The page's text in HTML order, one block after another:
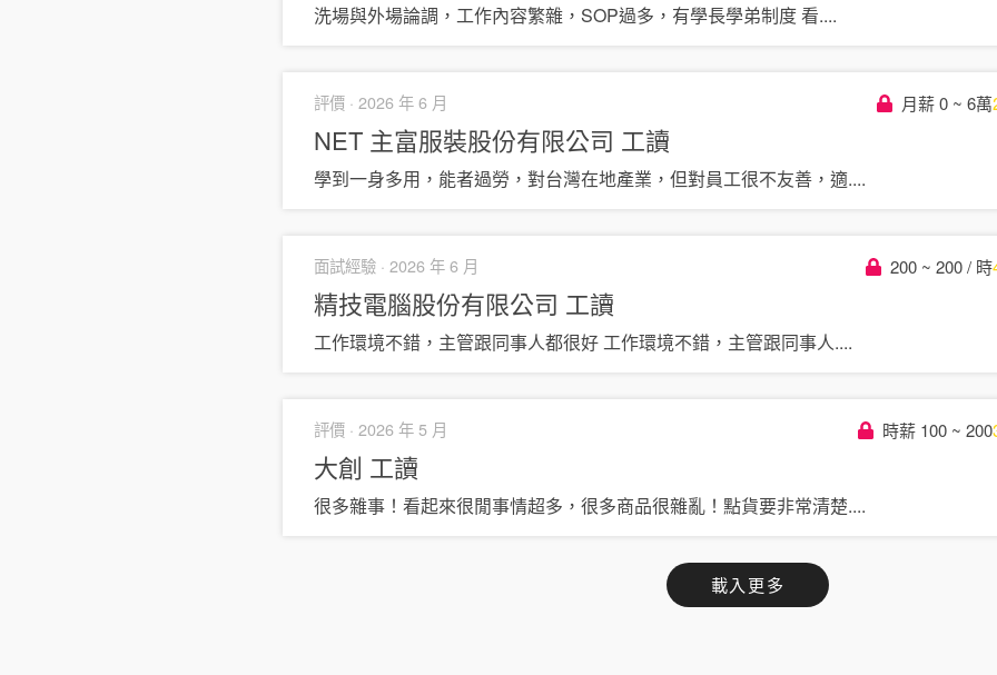
洗場與外場論調，工作內容繁雜，SOP過多，有學長學弟制度 看....
評價 · 2026 年 6 月 月薪 0 ~ 6萬
NET 主富服裝股份有限公司 工讀
學到一身多用，能者過勞，對台灣在地產業，但對員工很不友善，適....
面試經驗 · 2026 年 6 月 200 ~ 200 / 時
精技電腦股份有限公司 工讀
工作環境不錯，主管跟同事人都很好 工作環境不錯，主管跟同事人....
評價 · 2026 年 5 月 時薪 100 ~ 200
大創 工讀
很多雜事！看起來很閒事情超多，很多商品很雜亂！點貨要非常清楚....
載入更多